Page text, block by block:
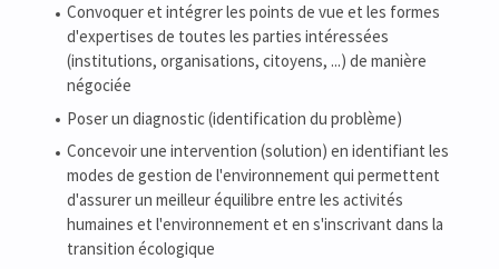
Convoquer et intégrer les points de vue et les formes
d'expertises de toutes les parties intéressées
(institutions, organisations, citoyens, ...) de manière
négociée
Poser un diagnostic (identification du problème)
Concevoir une intervention (solution) en identifiant les
modes de gestion de l'environnement qui permettent
d'assurer un meilleur équilibre entre les activités
humaines et l'environnement et en s'inscrivant dans la
transition écologique